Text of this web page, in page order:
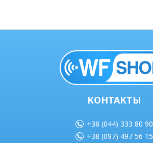
КОНТАКТЫ
+38 (044) 333 80 90
+38 (097) 497 56 15